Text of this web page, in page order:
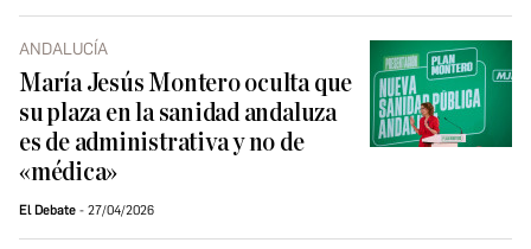
ANDALUCÍA
María Jesús Montero oculta que
su plaza en la sanidad andaluza
es de administrativa y no de
«médica»
El Debate 27/04/2026